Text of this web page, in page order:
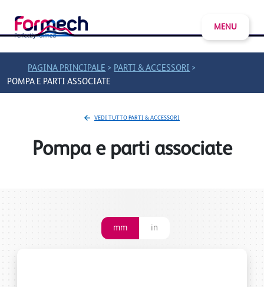
MENU
PAGINA PRINCIPALE > PARTI & ACCESSORI >
POMPA E PARTI ASSOCIATE
VEDI TUTTO PARTI & ACCESSORI
Pompa e parti associate
mm in